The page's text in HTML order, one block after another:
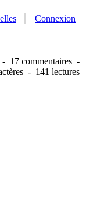
Connexion
- 17 commentaires -
- 141 lectures